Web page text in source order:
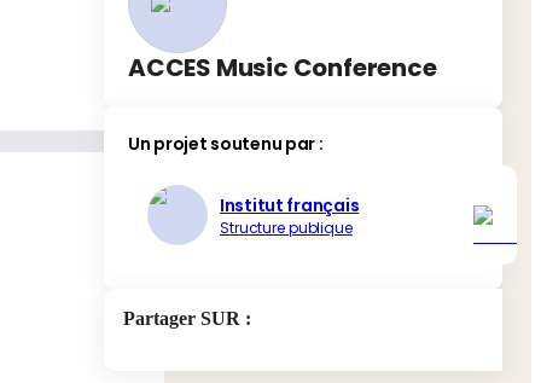
ACCES Music Conference
Un projet soutenu par :
Institut français
Structure publique
Partager SUR :